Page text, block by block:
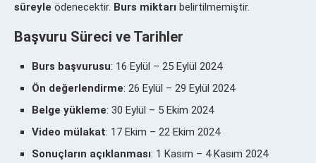
süreyle ödenecektir. Burs miktarı belirtilmemiştir.
Başvuru Süreci ve Tarihler
Burs başvurusu: 16 Eylül – 25 Eylül 2024
Ön değerlendirme: 26 Eylül – 29 Eylül 2024
Belge yükleme: 30 Eylül – 5 Ekim 2024
Video mülakat: 17 Ekim – 22 Ekim 2024
Sonuçların açıklanması: 1 Kasım – 4 Kasım 2024